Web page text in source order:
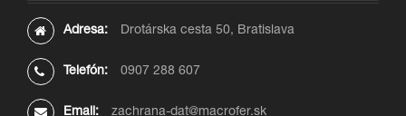
Adresa: Drotárska cesta 50, Bratislava
Telefón: 0907 288 607
Email: zachrana-dat@macrofer.sk